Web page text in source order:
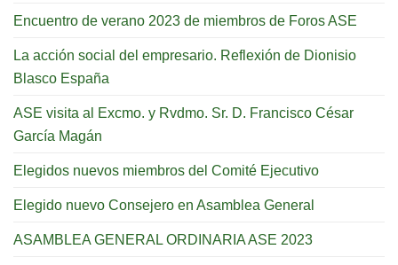
Encuentro de verano 2023 de miembros de Foros ASE
La acción social del empresario. Reflexión de Dionisio
Blasco España
ASE visita al Excmo. y Rvdmo. Sr. D. Francisco César
García Magán
Elegidos nuevos miembros del Comité Ejecutivo
Elegido nuevo Consejero en Asamblea General
ASAMBLEA GENERAL ORDINARIA ASE 2023